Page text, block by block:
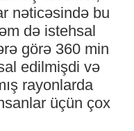
nəticəsində bu
də istehsal
görə 360 min
edilmişdi və
rayonlarda
üçün çox